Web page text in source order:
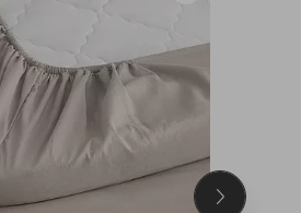
Seuraava